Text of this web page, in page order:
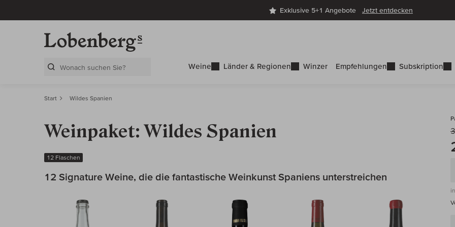
Exklusive 5+1 Angebote Jetzt entdecken
Weine Länder & Regionen Winzer Empfehlungen Subskription
Start Wildes Spanien
Weinpaket: Wildes Spanien
12 Flaschen
12 Signature Weine, die die fantastische Weinkunst Spaniens unterstreichen